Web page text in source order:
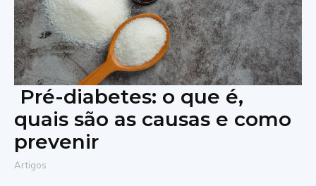
Pré-diabetes: o que é,
quais são as causas e como
prevenir
Artigos